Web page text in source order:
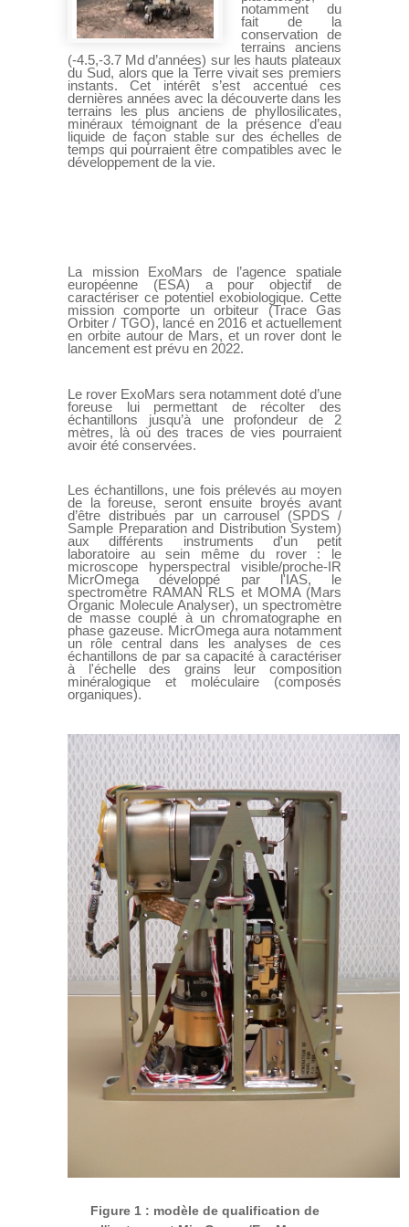
notamment du
fait de la
conservation de
terrains anciens
(-4.5,-3.7 Md d’années) sur les hauts plateaux
du Sud, alors que la Terre vivait ses premiers
instants. Cet intérêt s’est accentué ces
dernières années avec la découverte dans les
terrains les plus anciens de phyllosilicates,
minéraux témoignant de la présence d’eau
liquide de façon stable sur des échelles de
temps qui pourraient être compatibles avec le
développement de la vie.
La mission ExoMars de l’agence spatiale
européenne (ESA) a pour objectif de
caractériser ce potentiel exobiologique. Cette
mission comporte un orbiteur (Trace Gas
Orbiter / TGO), lancé en 2016 et actuellement
en orbite autour de Mars, et un rover dont le
lancement est prévu en 2022.
Le rover ExoMars sera notamment doté d’une
foreuse lui permettant de récolter des
échantillons jusqu’à une profondeur de 2
mètres, là où des traces de vies pourraient
avoir été conservées.
Les échantillons, une fois prélevés au moyen
de la foreuse, seront ensuite broyés avant
d’être distribués par un carrousel (SPDS /
Sample Preparation and Distribution System)
aux différents instruments d'un petit
laboratoire au sein même du rover : le
microscope hyperspectral visible/proche-IR
MicrOmega développé par l'IAS, le
spectromètre RAMAN RLS et MOMA (Mars
Organic Molecule Analyser), un spectromètre
de masse couplé à un chromatographe en
phase gazeuse. MicrOmega aura notamment
un rôle central dans les analyses de ces
échantillons de par sa capacité à caractériser
à l'échelle des grains leur composition
minéralogique et moléculaire (composés
organiques).
Figure 1 : modèle de qualification de